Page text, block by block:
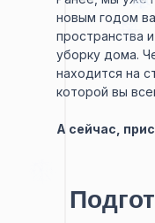
новым годом
пространства
уборку дома.
находится на
которой вы
А сейчас,